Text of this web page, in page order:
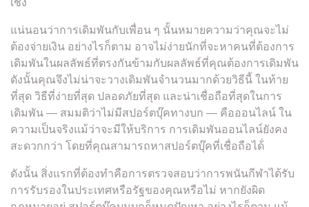
แน่นอนว่าการเดิมพันกับเพื่อน ๆ นั้นหมายความว่าคุณจะไม่
ต้องจ่ายเงิน อย่างไรก็ตาม อาจไม่ง่ายนักที่จะหาคนที่ต้องการ
เดิมพันในผลลัพธ์ที่ตรงกันข้ามกับผลลัพธ์ที่คุณต้องการเดิมพัน
ดังนั้นคุณจึงไม่น่าจะวางเดิมพันจำนวนมากด้วยวิธีนี้ ในท้าย
ที่สุด วิธีที่ง่ายที่สุด ปลอดภัยที่สุด และน่าเชื่อถือที่สุดในการ
เดิมพัน — สมมติว่าไม่มีสปอร์ตบุ๊คทางบก — คือออนไลน์ ใน
ความเป็นจริงแม้ว่าจะมีให้บริการ การเดิมพันออนไลน์ยังคง
สะดวกกว่า โดยที่คุณสามารถหาสปอร์ตบุ๊คที่เชื่อถือได้่
ดังนั้น สิ่งแรกที่ต้องทำคือการตรวจสอบว่าการพนันกีฬาได้รับ
การรับรองในประเทศหรือรัฐของคุณหรือไม่ หากยังผิด